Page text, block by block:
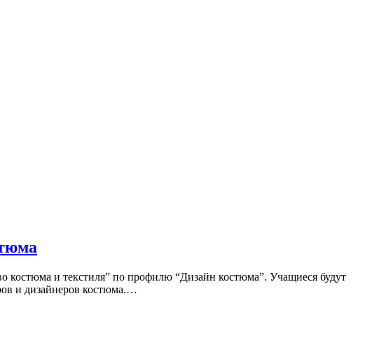
костюма и текстиля” по профилю “Дизайн костюма”. Учащиеся будут
и дизайнеров костюма.…